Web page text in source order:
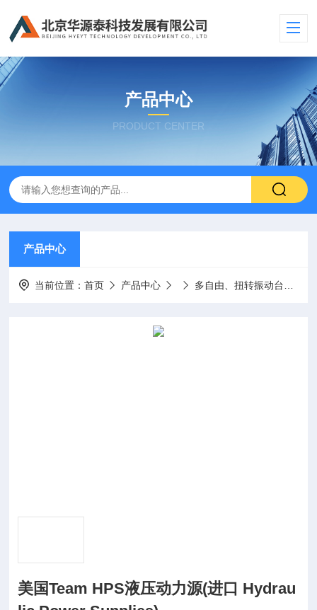
产品中心
PRODUCT CENTER
产品中心
当前位置：首页 产品中心 多自由、扭转振动台
美国Team HPS液压动力源(进口 Hydrau